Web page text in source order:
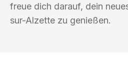
freue dich darauf, dein
sur-Alzette zu genießen.